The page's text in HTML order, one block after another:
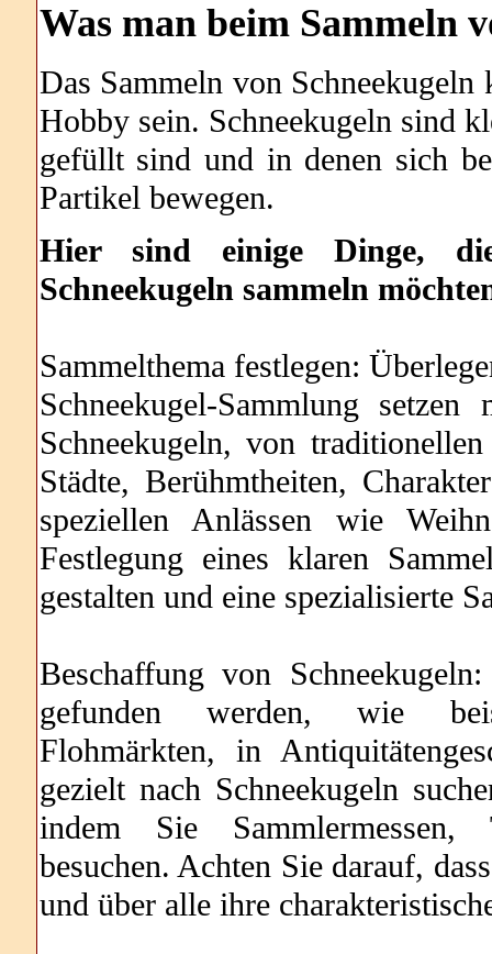
Wasman beim Sammeln
Das Sammeln von Schneekugeln
Hobby sein. Schneekugeln sind
gefüllt sind und in denen sich
Partikel bewegen.
Hier sind einige Dinge,
Schneekugeln sammeln
Sammelthema festlegen:
Schneekugel-Sammlung
Schneekugeln, von
Städte, Berühmtheiten,
speziellen Anlässen wie
Festlegung eines klaren
gestalten und eine spezialisierte
Beschaffung von
gefunden werden, wie
Flohmärkten, in
gezielt nach Schneekugeln
indem Sie Sammlermessen,
besuchen. Achten Sie darauf,
und über alle ihre